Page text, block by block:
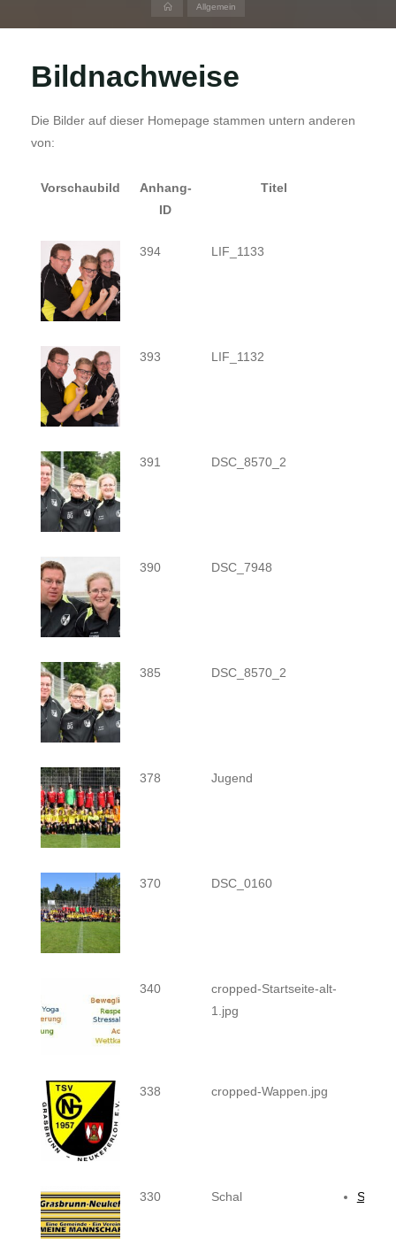
Allgemein
Bildnachweise
Die Bilder auf dieser Homepage stammen untern anderen
von:
Vorschaubild
Anhang-
ID
Titel
394 LIF_1133
393 LIF_1132
391 DSC_8570_2
390 DSC_7948
385 DSC_8570_2
378 Jugend
370 DSC_0160
340
cropped-Startseite-alt-
1.jpg
338 cropped-Wappen.jpg
330 Schal